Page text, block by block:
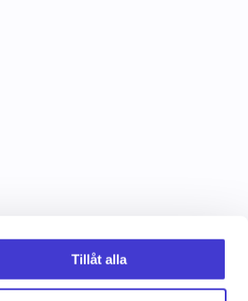
Tillåt alla